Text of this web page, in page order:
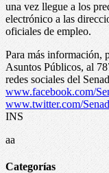
una vez llegue a los
electrónico a las
oficiales de empleo.
Para más información,
Asuntos Públicos, al
redes sociales del
www.facebook.com/
www.twitter.com/
INS
aa
Categorías